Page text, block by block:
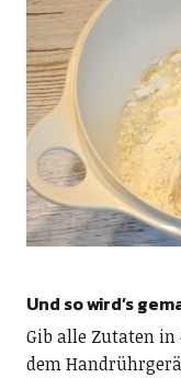
Und so wird’s
Gib alle Zutaten
dem